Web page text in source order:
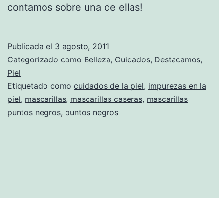
contamos sobre una de ellas!
Publicada el 3 agosto, 2011
Categorizado como Belleza, Cuidados, Destacamos,
Piel
Etiquetado como cuidados de la piel, impurezas en la
piel, mascarillas, mascarillas caseras, mascarillas
puntos negros, puntos negros